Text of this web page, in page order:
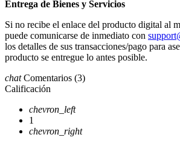
Entrega de Bienes y Servicios
Si no recibe el enlace del producto digital al
puede comunicarse de inmediato con
los detalles de sus transacciones/pago para
producto se entregue lo antes posible.
chat Comentarios (3)
Calificación
chevron_left
1
chevron_right